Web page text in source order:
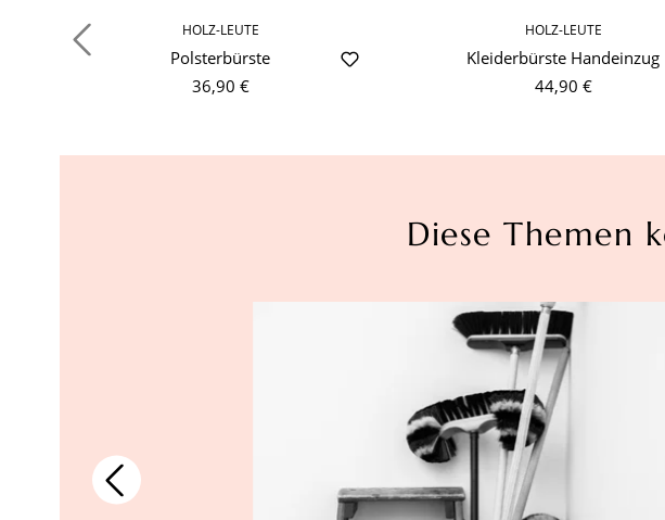
HOLZ-LEUTE
Polsterbürste
36,90 €
HOLZ-LEUTE
Kleiderbürste Handeinzug
44,90 €
Diese Themen